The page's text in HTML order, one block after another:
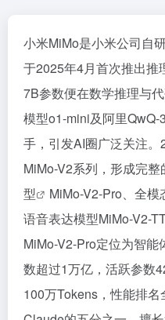
小米MiMo是小米公司自
于2025年4月首次推出推
7B参数便在数学推理与
模型o1-mini及阿里
手，引发AI圈广泛关注
MiMo-V2系列，形成完
型
MiMo-V2-Pro、全
语音表达模型MiMo-V2-
MiMo-V2-Pro定位为智
数超过1万亿，活跃参数
100万Tokens，性能排